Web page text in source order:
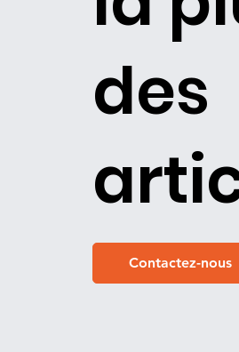
des
Contactez-nous